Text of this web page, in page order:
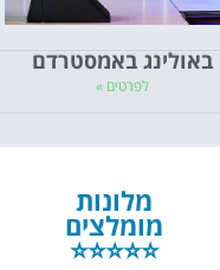
באולינג באמסטרדם
לפרטים »
מלונות
מומלצים
⭐⭐⭐⭐⭐